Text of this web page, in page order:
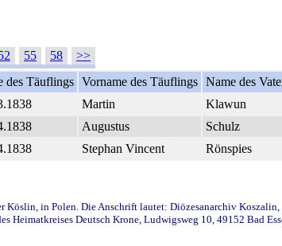
55 58
>>
des Täuflings Vorname des Täuflings Name des
Martin Klawun
Augustus Schulz
Stephan Vincent Rönspies
in Polen. Die Anschrift lautet: Diözesanarchiv
Heimatkreises Deutsch Krone, Ludwigsweg 10, 49152 Bad